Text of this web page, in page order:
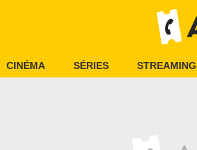
CINÉMA SÉRIES STREAMING